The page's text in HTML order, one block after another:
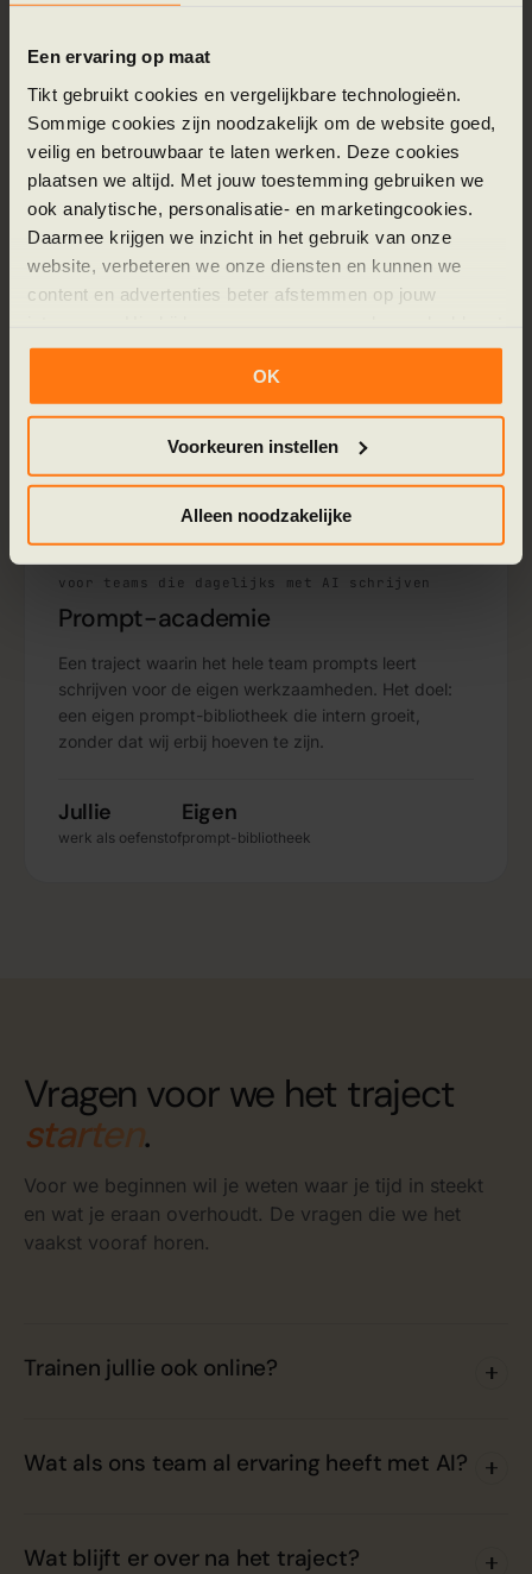
Een ervaring op maat
Tikt gebruikt cookies en vergelijkbare technologieën.
Sommige cookies zijn noodzakelijk om de website goed,
veilig en betrouwbaar te laten werken. Deze cookies
plaatsen we altijd. Met jouw toestemming gebruiken we
ook analytische, personalisatie- en marketingcookies.
Daarmee krijgen we inzicht in het gebruik van onze
website, verbeteren we onze diensten en kunnen we
content en advertenties beter afstemmen op jouw
externe partners.
Klik op ‘OK’ om alle cookies te accepteren. Kies ‘Alleen
noodzakelijk’ om alleen noodzakelijke cookies toe te
kiezen welke cookies je accepteert. Je kunt je keuze op
ieder moment wijzigen via onze cookie-instellingen. Meer
informatie vind je in onscookiebeleid en onze
privacyverklaring.
OK
Voorkeuren instellen
Alleen noodzakelijke
trainers opgeleidblijft intern
02 · TOOLS
voor teams die zelf willen bouwen
Implementatie n8n flows
Hands-on leren hoe je zelf workflows bouwt in n8n.
De eerste flows maken we samen, daarna bouwt het
team zelf verder en kijken wij mee op de
Samen
de eerste flows
Zelf
de rest
03 · PROMPTS
voor teams die dagelijks met AI schrijven
Prompt-academie
Een traject waarin het hele team prompts leert
schrijven voor de eigen werkzaamheden. Het doel:
een eigen prompt-bibliotheek die intern groeit,
zonder dat wij erbij hoeven te zijn.
Jullie
werk als oefenstof
Eigen
prompt-bibliotheek
Vragen voor we het traject
starten.
Voor we beginnen wil je weten waar je tijd in steekt
en wat je eraan overhoudt. De vragen die we het
vaakst vooraf horen.
Trainen jullie ook online?
Wat als ons team al ervaring heeft met AI?
Wat blijft er over na het traject?